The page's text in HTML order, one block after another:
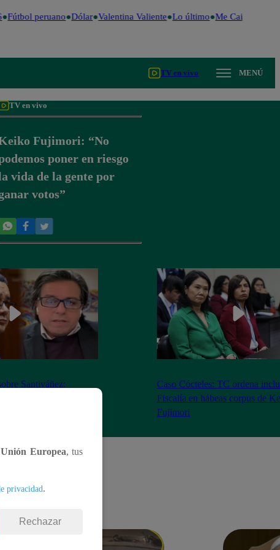
Fútbol peruano Dólar Valentina Valiente Lo último Me Caigo de Risa
TV en vivo MENÚ
TV en vivo
Fujimori: “No
poner en riesgo
vida de la gente por
votos”
Santiváñez:
Caso Cócteles: TC ordena
Fiscalía en hábeas corpus de
Fujimori
Unión Europea, tus
privacidad.
Rechazar